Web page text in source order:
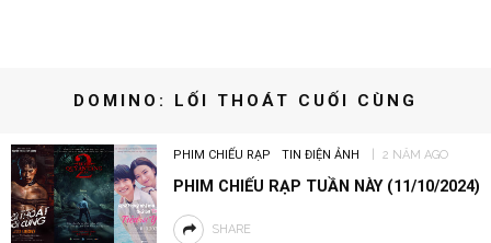
DOMINO: LỐI THOÁT CUỐI CÙNG
PHIM CHIẾU RẠP TIN ĐIỆN ẢNH 2 NĂM AGO
PHIM CHIẾU RẠP TUẦN NÀY (11/10/2024)
SHARE